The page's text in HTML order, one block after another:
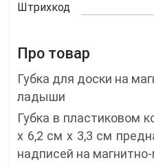
Штрихкод
Про товар
Губка для доски на
ладыши
Губка в пластиковом
x 6,2 см x 3,3 см
надписей на